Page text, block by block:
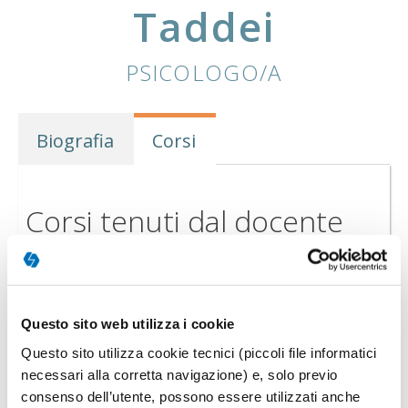
Questo sito web utilizza i cookie
Questo sito utilizza cookie tecnici (piccoli file informatici
necessari alla corretta navigazione) e, solo previo
consenso dell’utente, possono essere utilizzati anche
Taddei
PSICOLOGO/A
Biografia Corsi
Corsi tenuti dal docente